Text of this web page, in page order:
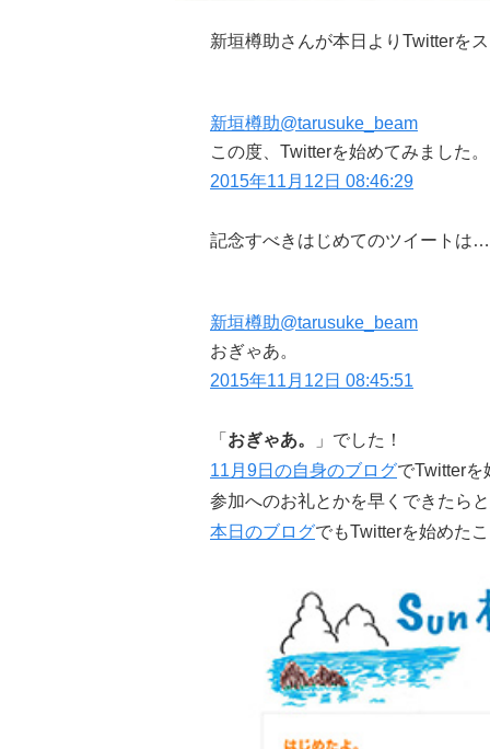
新垣樽助さんが本日よりTwitterを
新垣樽助@tarusuke_beam
この度、Twitterを始めてみました
2015年11月12日 08:46:29
記念すべきはじめてのツイートは…
新垣樽助@tarusuke_beam
おぎゃあ。
2015年11月12日 08:45:51
「 おぎゃあ。
」でした！
11月9日の自身のブログでTwitterを
参加へのお礼とかを早くできたら
本日のブログでもTwitterを始めた